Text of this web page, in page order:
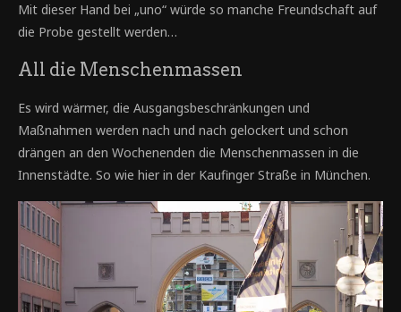
Mit dieser Hand bei „uno“ würde so manche Freundschaft auf
die Probe gestellt werden…
All die Menschenmassen
Es wird wärmer, die Ausgangsbeschränkungen und
Maßnahmen werden nach und nach gelockert und schon
drängen an den Wochenenden die Menschenmassen in die
Innenstädte. So wie hier in der Kaufinger Straße in München.